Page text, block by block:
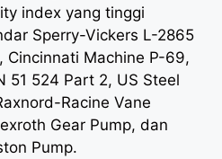
index yang tinggi
Sperry-Vickers L-2865
Cincinnati Machine P-69,
51 524 Part 2, US Steel
Racine Vane
Gear Pump, dan
Pump.